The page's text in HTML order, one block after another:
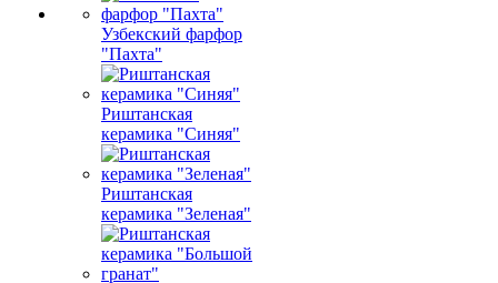
Узбекский фарфор
"Пахта"
Риштанская
керамика "Синяя"
Риштанская
керамика "Зеленая"